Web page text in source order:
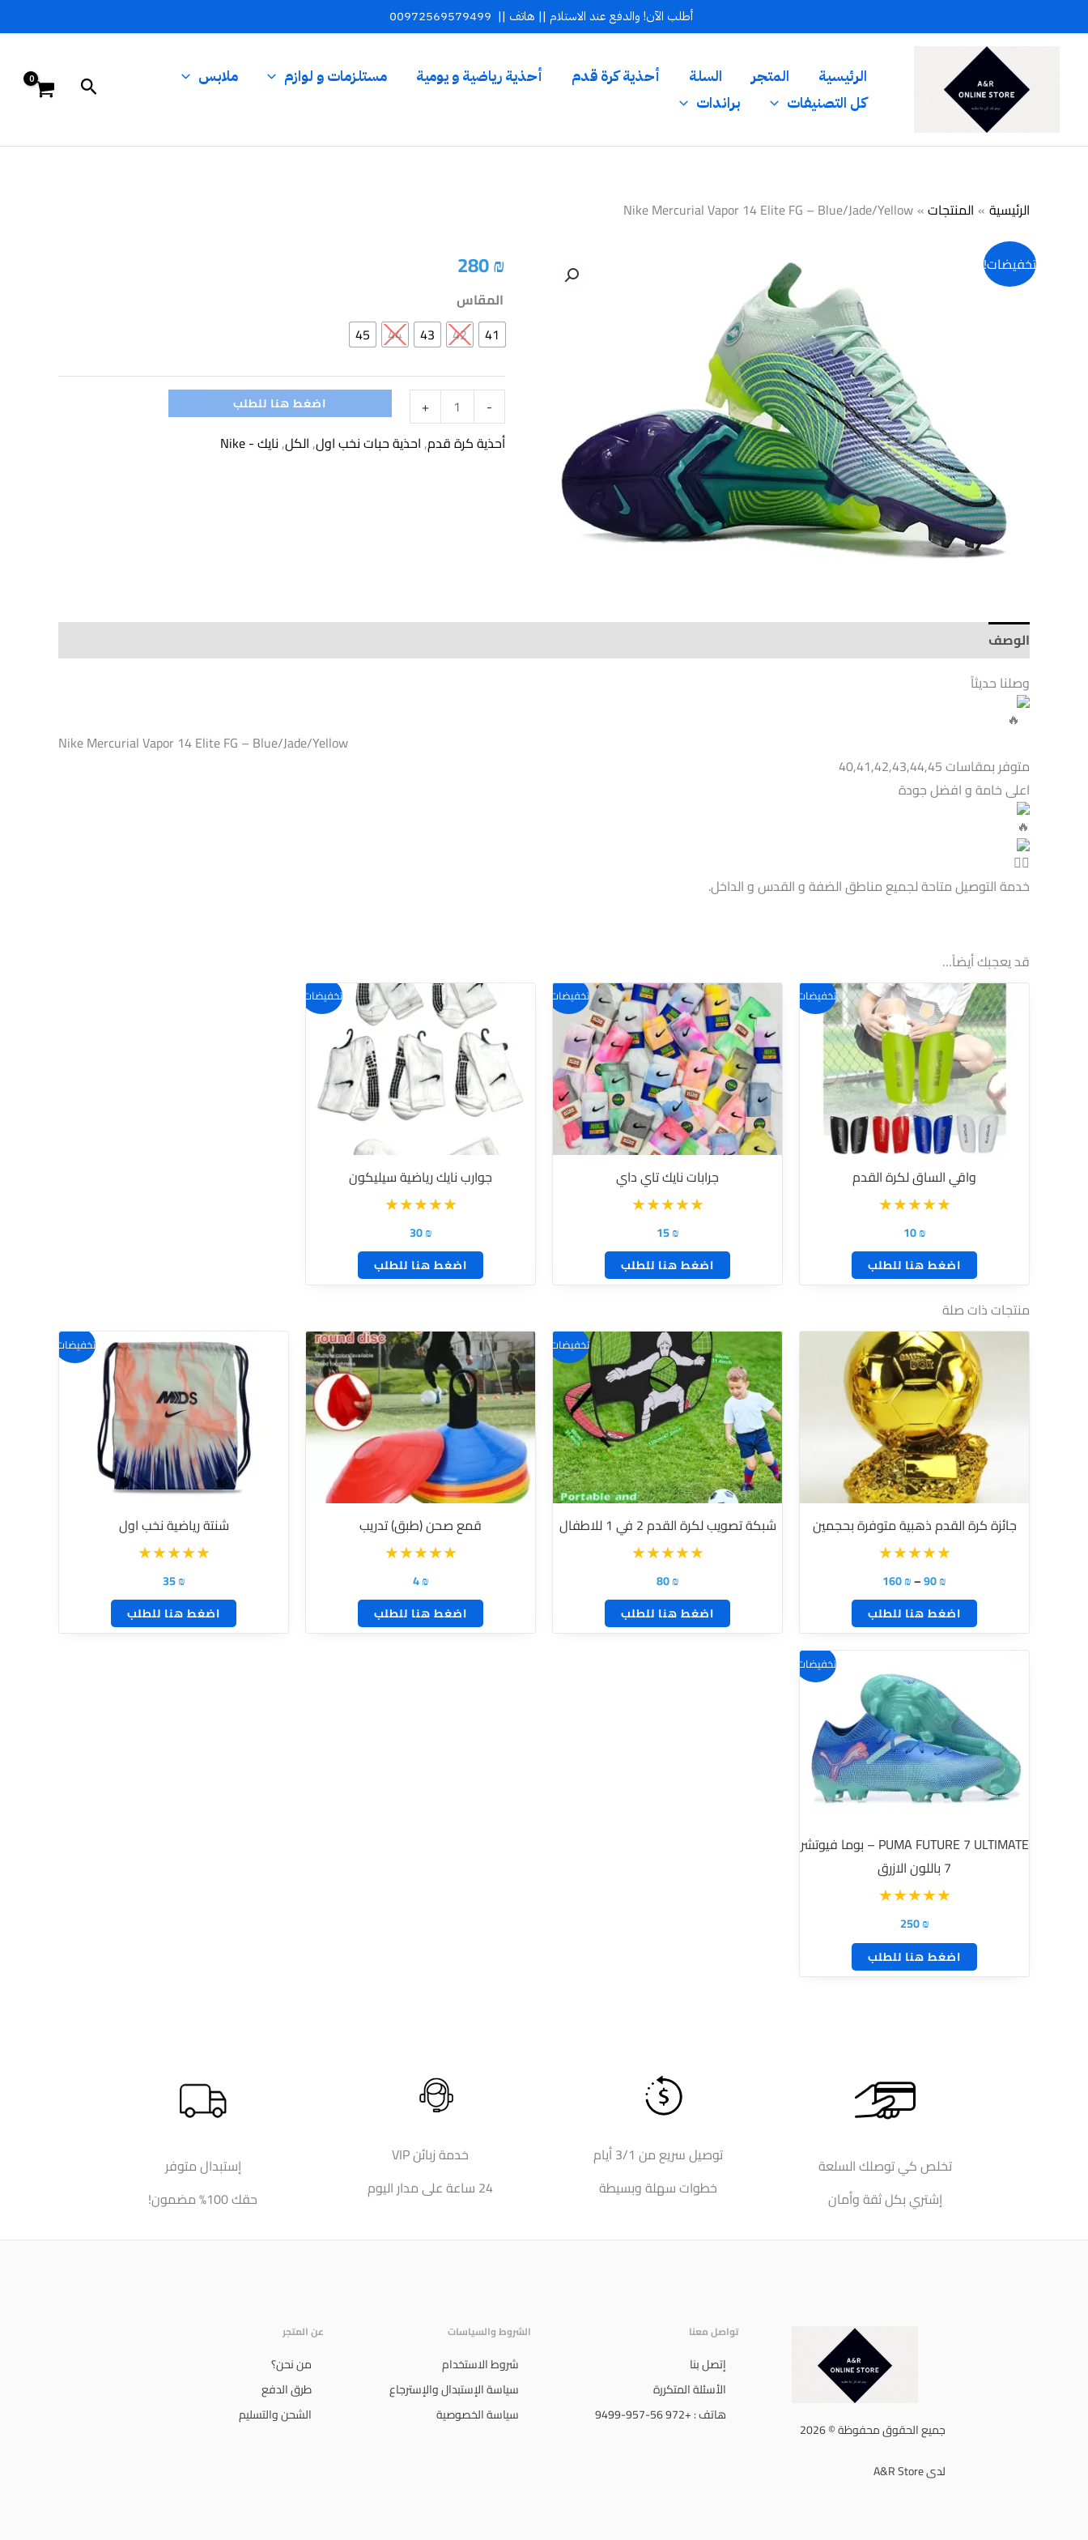
إلى
الرئيسية المتجر السلة أحذية كرة قدم أحذية رياضية و يومية مستلزمات و لوازم
ملابس
كل التصنيفات
براندات
البحث
الرئيسية المنتجات Nike Mercurial Vapor 14 Elite FG – Blue/Jade/Yellow
تخفيضات! 280₪
المقاس
41
42
43
44
45
-
كمية
Nike
Blue/Jade/Yellow
+ اضغط هنا للطلب
أحذية كرة قدم,احذية حبات نخب اول,الكل,نايك - Nike
الوصف
وصلنا حديثاً
متوفر بمقاسات 40,41,42,43,44,45
اعلى خامة و افضل جودة
خدمة التوصيل متاحة لجميع مناطق الضفة و القدس و الداخل.
قد يعجبك أيضاً…
تخفيضات!
واقي الساق لكرة القدم
10₪
اضغط هنا للطلب
تخفيضات!
جرابات نايك تاي داي
15₪
اضغط هنا للطلب
تخفيضات!
جوارب نايك رياضية سيليكون
30₪
اضغط هنا للطلب
منتجات ذات صلة
جائزة كرة القدم ذهبية متوفرة بحجمين
90₪
–
160₪
نطاق
السعر:
من
خلال
اضغط هنا للطلب
هناك
العديد
من
الأشكال
المختلفة
لهذا
المنتج.
يمكن
اختيار
الخيارات
على
صفحة
المنتج
تخفيضات!
شبكة تصويب لكرة القدم 2 في 1 للاطفال
80₪
اضغط هنا للطلب
قمع صحن (طبق) تدريب
4₪
اضغط هنا للطلب
تخفيضات!
شنتة رياضية نخب اول
35₪
اضغط هنا للطلب
تخفيضات!
PUMA FUTURE 7 ULTIMATE – بوما فيوتشر
7 باللون الازرق
250₪
اضغط هنا للطلب
العديد
من
الأشكال
المختلفة
لهذا
المنتج.
اختيار
الخيارات
على
صفحة
المنتج
تخلص كي توصلك السلعة
إشتري بكل ثقة وأمان
توصيل سريع من 3/1 أيام
خطوات سهلة وبسيطة
خدمة زبائن VIP
24 ساعة على مدار اليوم
إستبدال متوفر
حقك 100% مضمون!
جميع الحقوق محفوظة © 2026
لدى A&R Store
تواصل معنا
إتصل بنا
الأسئلة المتكررة
هاتف : +972 56-957-9499
الشروط والسياسات
شروط الاستخدام
سياسة الإستبدال والإسترجاع
سياسة الخصوصية
عن المتجر
من نحن؟
طرق الدفع
الشحن والتسليم
أطلب الآن! والدفع عند الاستلام || هاتف || 00972569579499